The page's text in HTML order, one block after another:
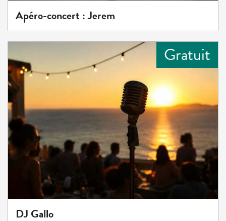
Apéro-concert : Jerem
Gratuit
DJ Gallo